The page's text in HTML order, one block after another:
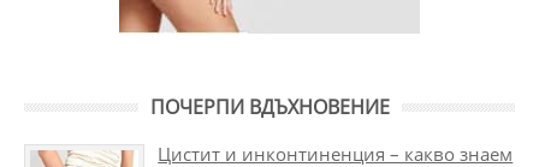
ПОЧЕРПИ ВДЪХНОВЕНИЕ
Цистит и инконтиненция – какво знаем